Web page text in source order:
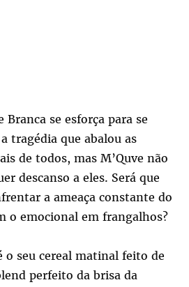
Branca se esforça para se
tragédia que abalou as
de todos, mas M’Quve não
descanso a eles. Será que
a ameaça constante do
o emocional em frangalhos?
o seu cereal matinal feito de
perfeito da brisa da